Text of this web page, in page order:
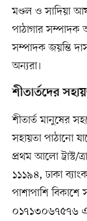
মণ্ডল ও সাদিয়া
পাঠাগার সম্পাদক
সম্পাদক জয়ন্তি
অন্যরা।
শীতার্তদের
শীতার্ত মানুষের
সহায়তা পাঠানো
প্রথম আলো ট্রাস্ট/
১১১৯৪, ঢাকা
পাশাপাশি বিকাশে
০১৭১৩০৬৭৫৭৬ এই